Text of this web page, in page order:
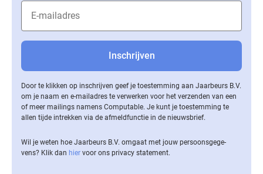
Door te klikken op inschrijven geef je toestemming aan Jaarbeurs B.V.
om je naam en e-mailadres te verwerken voor het verzenden van een
of meer mailings namens Computable. Je kunt je toestemming te
allen tijde intrekken via de af­meld­func­tie in de nieuwsbrief.
Wil je weten hoe Jaarbeurs B.V. omgaat met jouw per­soons­ge­ge­
vens? Klik dan hier voor ons privacy statement.